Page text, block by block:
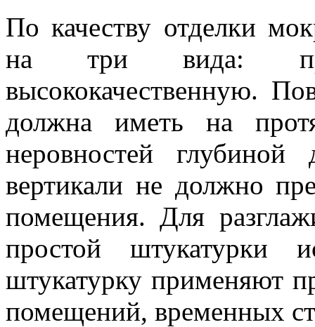
По качеству отделки
на три вида:
высококачественную.
должна иметь на
неровностей
вертикали не должно
помещения. Для
простой штукатурки
штукатурку применяют
помещений, временных